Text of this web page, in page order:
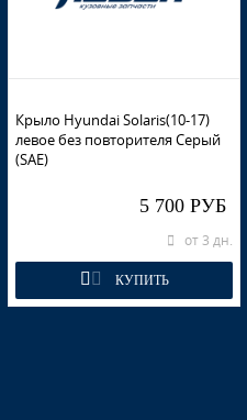
Крыло Hyundai Solaris(10-17)
левое без повторителя Серый
(SAE)
5 700 РУБ
от 3 дн.
КУПИТЬ